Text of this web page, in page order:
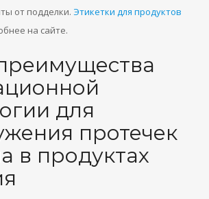
от подделки. Этикетки для продуктов
на сайте.
для
протечек
в продуктах